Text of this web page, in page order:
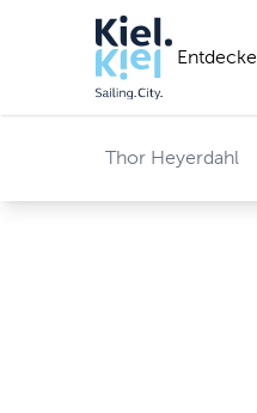
Thor Heyerdahl